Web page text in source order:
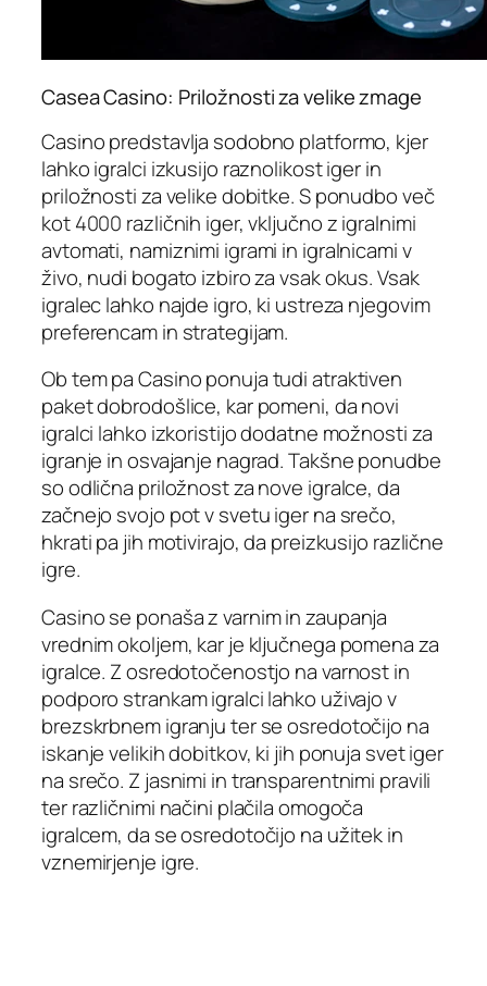
Casea Casino: Priložnosti za velike zmage
Casino predstavlja sodobno platformo, kjer
lahko igralci izkusijo raznolikost iger in
priložnosti za velike dobitke. S ponudbo več
kot 4000 različnih iger, vključno z igralnimi
avtomati, namiznimi igrami in igralnicami v
živo, nudi bogato izbiro za vsak okus. Vsak
igralec lahko najde igro, ki ustreza njegovim
preferencam in strategijam.
Ob tem pa Casino ponuja tudi atraktiven
paket dobrodošlice, kar pomeni, da novi
igralci lahko izkoristijo dodatne možnosti za
igranje in osvajanje nagrad. Takšne ponudbe
so odlična priložnost za nove igralce, da
začnejo svojo pot v svetu iger na srečo,
hkrati pa jih motivirajo, da preizkusijo različne
igre.
Casino se ponaša z varnim in zaupanja
vrednim okoljem, kar je ključnega pomena za
igralce. Z osredotočenostjo na varnost in
podporo strankam igralci lahko uživajo v
brezskrbnem igranju ter se osredotočijo na
iskanje velikih dobitkov, ki jih ponuja svet iger
na srečo. Z jasnimi in transparentnimi pravili
ter različnimi načini plačila omogoča
igralcem, da se osredotočijo na užitek in
vznemirjenje igre.